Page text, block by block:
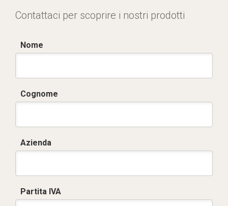
Contattaci per scoprire i nostri prodotti
Nome
Cognome
Azienda
Partita IVA